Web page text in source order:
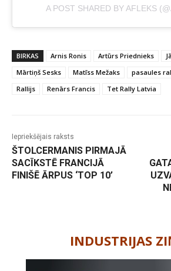
A POST SHARED BY AFLEKS
BIRKAS Arnis Ronis Artūrs Priednieks
Mārtiņš Sesks
Matīss Mežaks
pasaules
Rallijs
Renārs Francis Tet Rally Latvia
Iepriekšējais raksts
ŠTOLCERMANIS PIRMAJĀ
SACĪKSTĒ FRANCIJĀ
FINIŠĒ ĀRPUS ‘TOP 10’
INDUSTRIJAS